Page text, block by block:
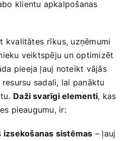
klientu apkalpošanas
kvalitātes⁢ rīkus, uzņēmumi
veiktspēju un‌ optimizēt
pieeja ļauj noteikt vājās
sadali, lai panāktu
Daži svarīgi elementi, ⁢kas
pieaugumu, ir:
izsekošanas sistēmas – ļauj ​